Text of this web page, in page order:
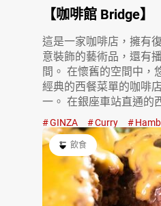
【咖啡館 Bridge】
這是一家咖啡店，擁有
意裝飾的藝術品，還有
間。 在懷舊的空間中，
經典的西餐菜單的咖啡
一。 在銀座車站直通的
古老而…
GINZA Curry
飲食